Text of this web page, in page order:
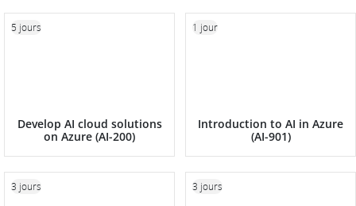
Develop AI cloud solutions
on Azure (AI-200)
5 jours
Introduction to AI in Azure
(AI-901)
1 jour
3 jours 3 jours